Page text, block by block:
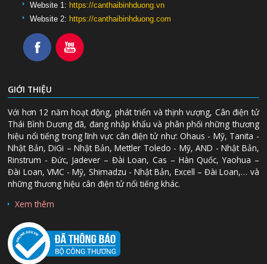
Website 1: https://canthaibinhduong.vn
Website 2: https://canthaibinhduong.com
GIỚI THIỆU
Với hơn 12 năm hoạt động, phát triển và thịnh vượng, Cân điện tử
Thái Bình Dương đã, đang nhập khẩu và phân phối những thương
hiệu nổi tiếng trong lĩnh vực cân điện tử như: Ohaus - Mỹ, Tanita -
Nhật Bản, DiGi – Nhật Bản, Mettler Toledo - Mỹ, AND - Nhật Bản,
Rinstrum - Đức, Jadever – Đài Loan, Cas – Hàn Quốc, Yaohua –
Đài Loan, VMC - Mỹ, Shimadzu - Nhật Bản, Excell – Đài Loan,… và
những thương hiệu cân điện tử nổi tiếng khác.
Xem thêm